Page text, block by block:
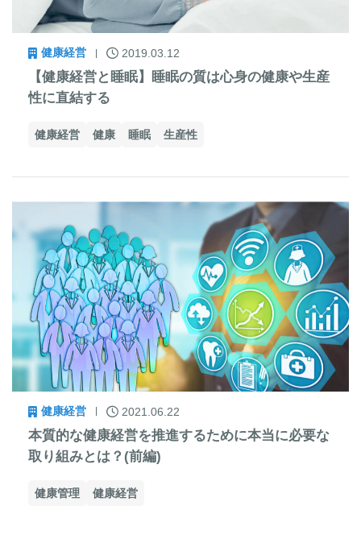
健康経営 2019.03.12
【健康経営と睡眠】睡眠の質は心身の健康や生産
性に直結する
健康経営 健康 睡眠 生産性
健康経営 2021.06.22
本質的な健康経営を推進するために本当に必要な
取り組みとは？(前編)
健康管理 健康経営